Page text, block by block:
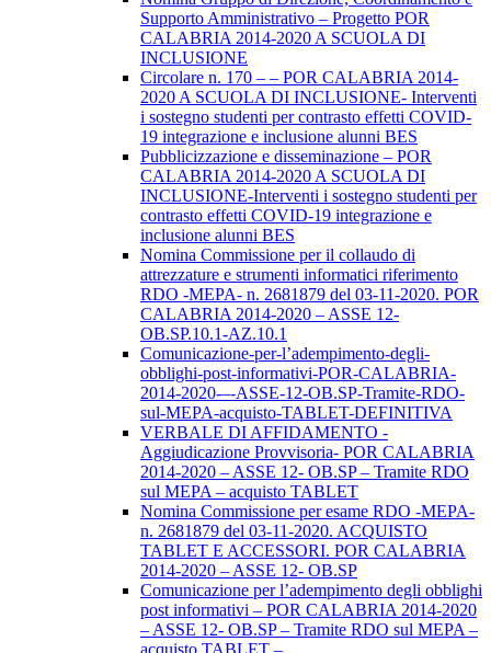
Supporto Amministrativo – Progetto POR
CALABRIA 2014-2020 A SCUOLA DI
INCLUSIONE
Circolare n. 170 – – POR CALABRIA 2014-
2020 A SCUOLA DI INCLUSIONE- Interventi
i sostegno studenti per contrasto effetti COVID-
19 integrazione e inclusione alunni BES
Pubblicizzazione e disseminazione – POR
CALABRIA 2014-2020 A SCUOLA DI
INCLUSIONE-Interventi i sostegno studenti per
contrasto effetti COVID-19 integrazione e
inclusione alunni BES
Nomina Commissione per il collaudo di
attrezzature e strumenti informatici riferimento
RDO -MEPA- n. 2681879 del 03-11-2020. POR
CALABRIA 2014-2020 – ASSE 12-
OB.SP.10.1-AZ.10.1
Comunicazione-per-l’adempimento-degli-
obblighi-post-informativi-POR-CALABRIA-
2014-2020-–-ASSE-12-OB.SP-Tramite-RDO-
sul-MEPA-acquisto-TABLET-DEFINITIVA
VERBALE DI AFFIDAMENTO -
Aggiudicazione Provvisoria- POR CALABRIA
2014-2020 – ASSE 12- OB.SP – Tramite RDO
sul MEPA – acquisto TABLET
Nomina Commissione per esame RDO -MEPA-
n. 2681879 del 03-11-2020. ACQUISTO
TABLET E ACCESSORI. POR CALABRIA
2014-2020 – ASSE 12- OB.SP
Comunicazione per l’adempimento degli obblighi
post informativi – POR CALABRIA 2014-2020
– ASSE 12- OB.SP – Tramite RDO sul MEPA –